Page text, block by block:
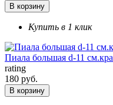
В корзину
Купить в 1 клик
Пиала большая d-11
rating
180 руб.
В корзину